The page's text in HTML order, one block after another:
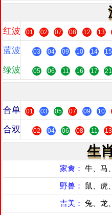
红波 01 02 07 08 12 13
蓝波 03 04 09 10 14 15
绿波 05 06 11 16 17 21
合单 01 03 05 07 09 10
合双 02 04 06 08 11 13
生
家禽： 牛、马
野兽： 鼠、虎
吉美： 兔、龙